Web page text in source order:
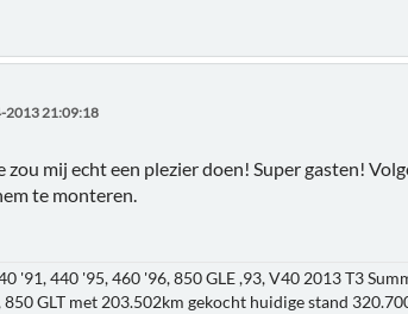
2013 21:09:18
zou mij echt een plezier doen! Super gasten!
te monteren.
'91, 440 '95, 460 '96, 850 GLE ,93, V40 2013 T3
GLT met 203.502km gekocht huidige stand